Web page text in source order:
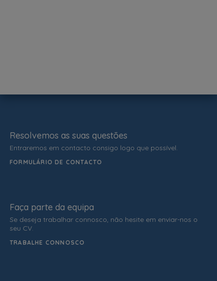
Resolvemos as suas questões
Entraremos em contacto consigo logo que possível.
FORMULÁRIO DE CONTACTO
Faça parte da equipa
Se deseja trabalhar connosco, não hesite em enviar-nos o
seu CV.
TRABALHE CONNOSCO